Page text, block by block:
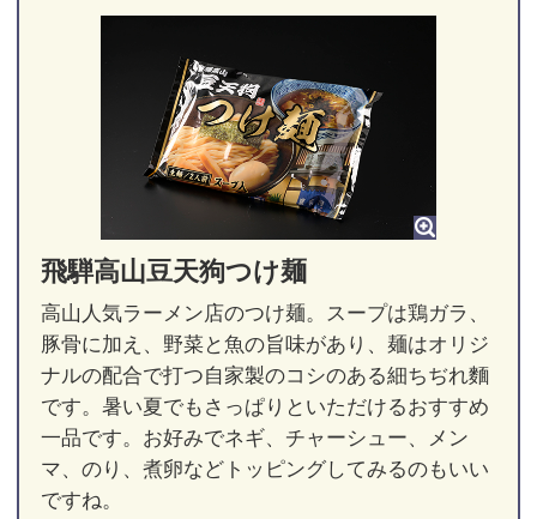
飛騨高山豆天狗つけ麺
高山人気ラーメン店のつけ麺。スープは鶏ガラ、
豚骨に加え、野菜と魚の旨味があり、麺はオリジ
ナルの配合で打つ自家製のコシのある細ちぢれ麵
です。暑い夏でもさっぱりといただけるおすすめ
一品です。お好みでネギ、チャーシュー、メン
マ、のり、煮卵などトッピングしてみるのもいい
ですね。